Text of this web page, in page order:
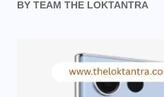
BY TEAM THE LOKTANTRA